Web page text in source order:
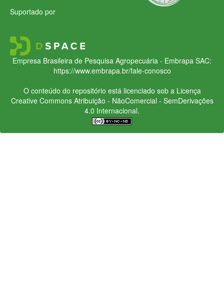
Suportado por
Empresa Brasileira de Pesquisa Agropecuária - Embrapa SAC:
https://www.embrapa.br/fale-conosco
O conteúdo do repositório está licenciado sob a Licença
Creative CommonsAtribuição - NãoComercial - SemDerivações
4.0 Internacional.